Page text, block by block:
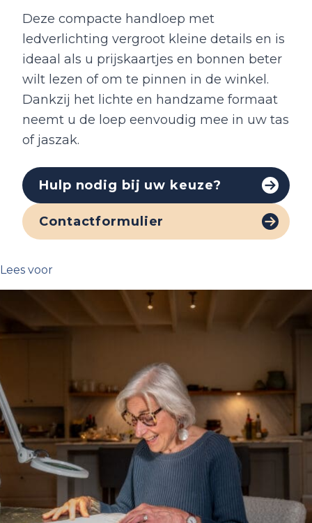
Deze compacte handloep met
ledverlichting vergroot kleine details en is
ideaal als u prijskaartjes en bonnen beter
wilt lezen of om te pinnen in de winkel.
Dankzij het lichte en handzame formaat
neemt u de loep eenvoudig mee in uw tas
of jaszak.
Hulp nodig bij uw keuze?
Contactformulier
Lees voor